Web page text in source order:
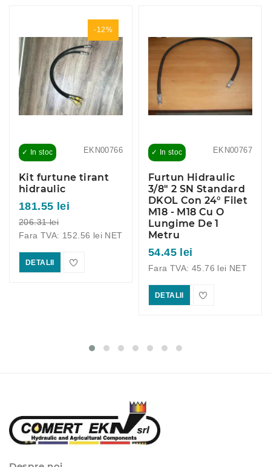
-12%
EKN00766
✓ In stoc
Kit furtune tirant
hidraulic
181.55 lei
206.31 lei
Fara TVA: 152.56 lei NET
DETALII
EKN00767
✓ In stoc
Furtun Hidraulic
3/8" 2 SN Standard
DKOL Con 24° Filet
M18 - M18 Cu O
Lungime De 1
Metru
54.45 lei
Fara TVA: 45.76 lei NET
DETALII